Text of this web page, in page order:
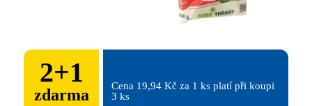
2+1
zdarma
Cena 19,94 Kč za 1 ks platí při koupi
3 ks